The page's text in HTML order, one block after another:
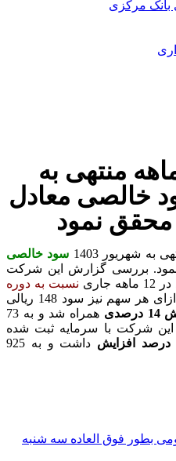
بانک مرکزی
در 12 ماهه منتهی به
1403 سود خالصی معادل
سود خالصی
بررسی گزارش این شرکت
جاری
نسبت به دوره
به ازای هر سهم نیز سود 148 ریالی
همراه شد و به 73
این شرکت با سرمایه ثبت شده
داشت و به 925
بطور فوق العاده سه شنبه